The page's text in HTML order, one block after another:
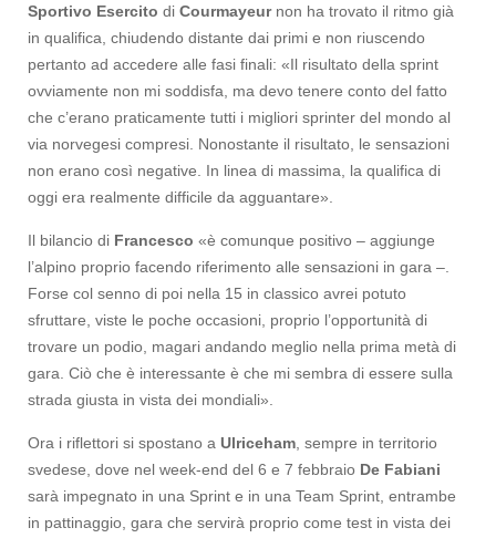
Sportivo Esercito di Courmayeurnon ha trovato il ritmo già
in qualifica, chiudendo distante dai primi e non riuscendo
pertanto ad accedere alle fasi finali: «Il risultato della sprint
ovviamente non mi soddisfa, ma devo tenere conto del fatto
che c’erano praticamente tutti i migliori sprinter del mondo al
via norvegesi compresi. Nonostante il risultato, le sensazioni
non erano così negative. In linea di massima, la qualifica di
oggi era realmente difficile da agguantare».
Il bilancio di Francesco «è comunque positivo – aggiunge
l’alpino proprio facendo riferimento alle sensazioni in gara –.
Forse col senno di poi nella 15 in classico avrei potuto
sfruttare, viste le poche occasioni, proprio l’opportunità di
trovare un podio, magari andando meglio nella prima metà di
gara. Ciò che è interessante è che mi sembra di essere sulla
strada giusta in vista dei mondiali».
Ora i riflettori si spostano a Ulriceham , sempre in territorio
svedese, dove nel week-end del 6 e 7 febbraio De Fabiani
sarà impegnato in una Sprint e in una Team Sprint, entrambe
in pattinaggio, gara che servirà proprio come test in vista dei